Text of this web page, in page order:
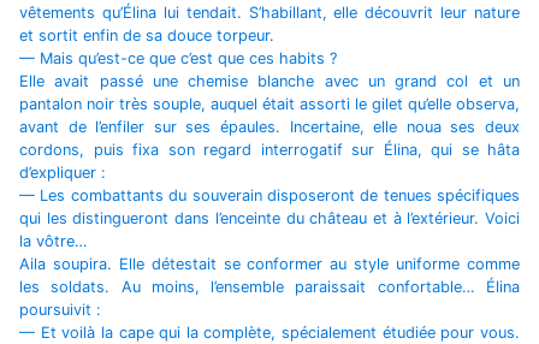
vêtements qu’Élina lui tendait. S’habillant, elle découvrit leur nature
et sortit enfin de sa douce torpeur.
— Mais qu’est-ce que c’est que ces habits ?
Elle avait passé une chemise blanche avec un grand col et un
pantalon noir très souple, auquel était assorti le gilet qu’elle observa,
avant de l’enfiler sur ses épaules. Incertaine, elle noua ses deux
cordons, puis fixa son regard interrogatif sur Élina, qui se hâta
d’expliquer :
— Les combattants du souverain disposeront de tenues spécifiques
qui les distingueront dans l’enceinte du château et à l’extérieur. Voici
la vôtre…
Aila soupira. Elle détestait se conformer au style uniforme comme
les soldats. Au moins, l’ensemble paraissait confortable… Élina
poursuivit :
— Et voilà la cape qui la complète, spécialement étudiée pour vous.